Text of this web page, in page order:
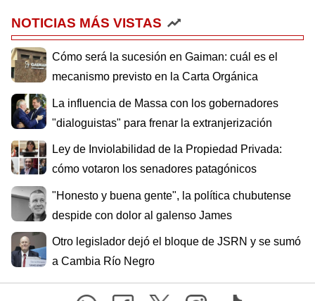
NOTICIAS MÁS VISTAS
Cómo será la sucesión en Gaiman: cuál es el
mecanismo previsto en la Carta Orgánica
La influencia de Massa con los gobernadores
"dialoguistas" para frenar la extranjerización
Ley de Inviolabilidad de la Propiedad Privada:
cómo votaron los senadores patagónicos
"Honesto y buena gente", la política chubutense
despide con dolor al galenso James
Otro legislador dejó el bloque de JSRN y se sumó
a Cambia Río Negro